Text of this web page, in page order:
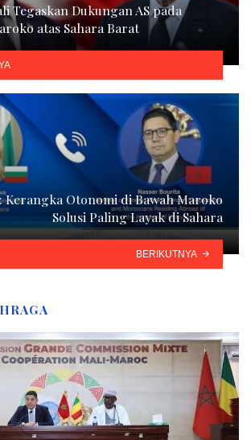
Tegaskan Dukungan AS pada
atas Sahara Barat
Kerangka Otonomi di Bawah Maroko
Solusi Paling Layak di Sahara
BERIKUTNYA